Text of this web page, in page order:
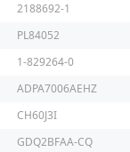
2188692-1
PL84052
1-829264-0
ADPA7006AEHZ
CH60J3I
GDQ2BFAA-CQ